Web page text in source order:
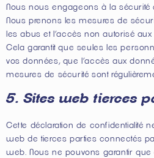
Nous nous engageons à la
Nous prenons les mesures de
les abus et l’accès non autorisé
Cela garantit que seules les
vos données, que l’accès aux
mesures de sécurité sont
5. Sites web tierces
Cette déclaration de confidentialité
web de tierces parties connectés
web. Nous ne pouvons garantir que